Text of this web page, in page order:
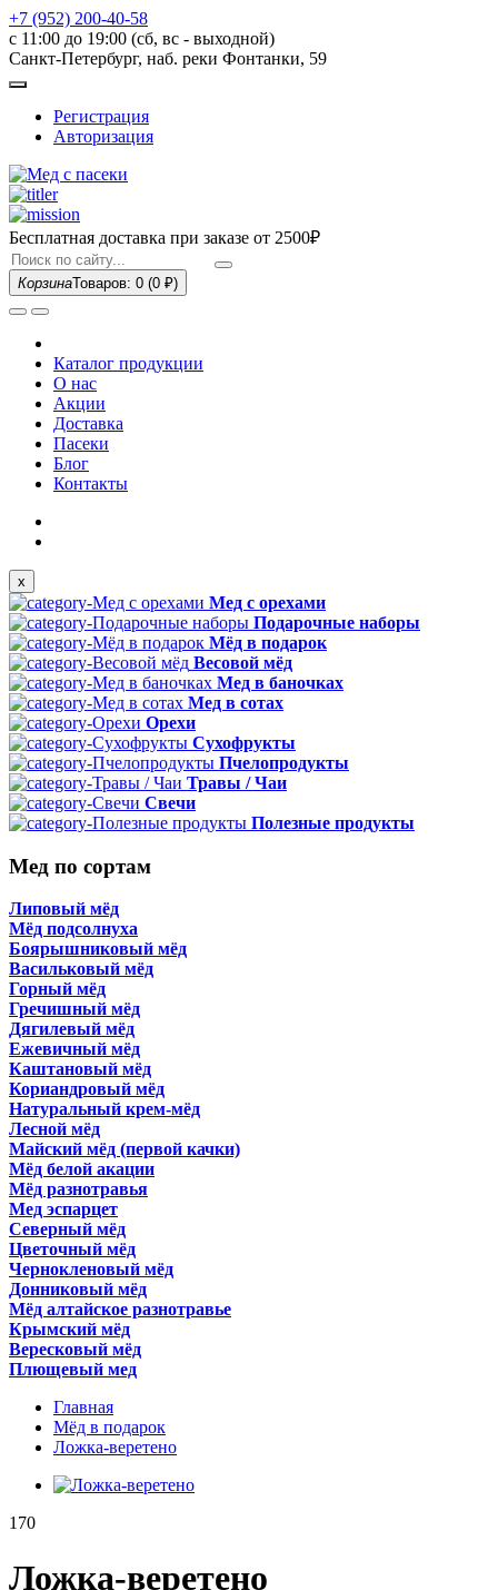
+7 (952) 200-40-58
с 11:00 до 19:00 (сб, вс - выходной)
Санкт-Петербург, наб. реки Фонтанки, 59
Регистрация
Авторизация
Бесплатная доставка при заказе от 2500₽
КорзинаТоваров: 0 (0 ₽)
Каталог продукции
О нас
Акции
Доставка
Пасеки
Блог
Контакты
x
Мед с орехами
Подарочные наборы
Мёд в подарок
Весовой мёд
Мед в баночках
Мед в сотах
Орехи
Сухофрукты
Пчелопродукты
Травы / Чаи
Свечи
Полезные продукты
Мед по сортам
Липовый мёд
Мёд подсолнуха
Боярышниковый мёд
Васильковый мёд
Горный мёд
Гречишный мёд
Дягилевый мёд
Ежевичный мёд
Каштановый мёд
Кориандровый мёд
Натуральный крем-мёд
Лесной мёд
Майский мёд (первой качки)
Мёд белой акации
Мёд разнотравья
Мед эспарцет
Северный мёд
Цветочный мёд
Чернокленовый мёд
Донниковый мёд
Мёд алтайское разнотравье
Крымский мёд
Вересковый мёд
Плющевый мед
Главная
Мёд в подарок
Ложка-веретено
170
Ложка-веретено